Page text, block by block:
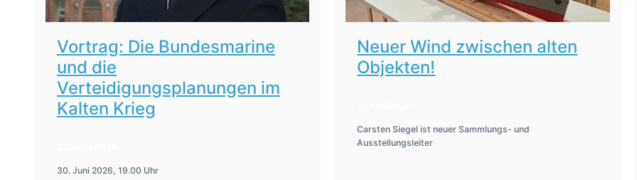
Vortrag: Die Bundesmarine
und die
Verteidigungsplanungen im
Kalten Krieg
30. Juni 2026, 19.00 Uhr
Neuer Wind zwischen alten
Objekten!
Carsten Siegel ist neuer Sammlungs- und
Ausstellungsleiter